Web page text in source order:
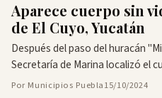
Aparece cuerpo sin
de El Cuyo, Yucatán
Después del paso del huracán
Secretaría de Marina localizó el
Por Municipios Puebla15/10/2024